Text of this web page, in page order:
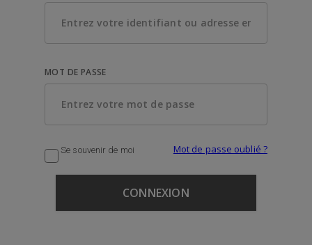
MOT DE PASSE
Se souvenir de moi Mot de passe oublié ?